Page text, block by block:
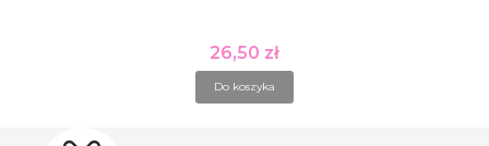
Cena
26,50 zł
Do koszyka